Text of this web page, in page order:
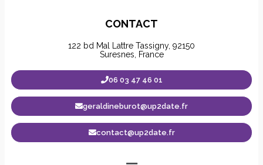
CONTACT
122 bd Mal Lattre Tassigny, 92150
Suresnes, France
06 03 47 46 01
geraldineburot@up2date.fr
contact@up2date.fr